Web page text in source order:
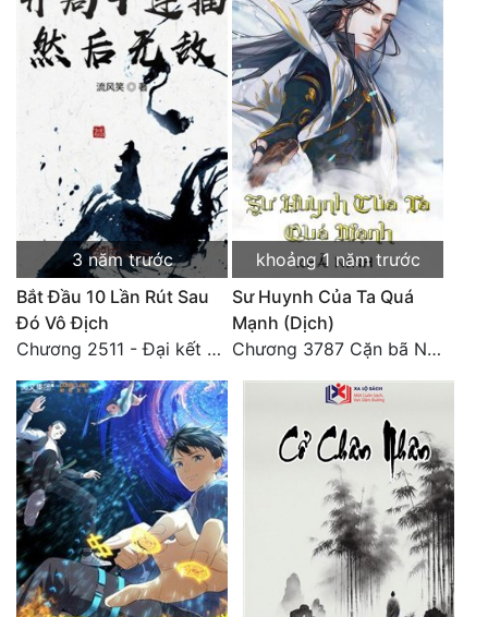
3 năm trước
Bắt Đầu 10 Lần Rút Sau
Đó Vô Địch
Chương 2511 - Đại kết cục, Phiên ngoại thiên: Chư thiên quy nhất giới, vĩnh hằng thế giới. Hết!
khoảng 1 năm trước
Sư Huynh Của Ta Quá
Mạnh (Dịch)
Chương 3787 Cặn bã Nam Thiên Đạo